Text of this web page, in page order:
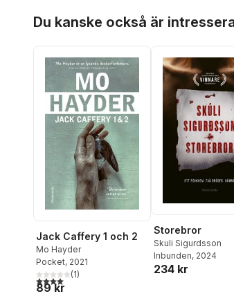
Du kanske också är
Jack Caffery 1 och 2
Mo Hayder
Pocket, 2021
4,0utav 5 stjärnor. Totalt antal röster:
(1)
89 kr
Storebror
Skuli Sigurdsson
Inbunden, 2024
234 kr